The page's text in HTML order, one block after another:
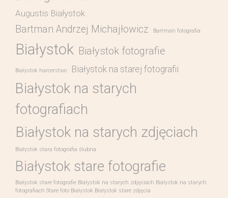
Augustis Białystok
Bartman Andrzej Michajłowicz Bartman fotografia
Białystok Białystok fotografie
Białystok harcerstwo Białystok na starej fotografii
Białystok na starych
fotografiach
Białystok na starych zdjęciach
Białystok stara fotografia ślubna
Białystok stare fotografie
Białystok stare fotografie Białystok na starych zdjęciach Białystok na starych
fotografiach Stare foto Białystok Białystok stare zdjęcia